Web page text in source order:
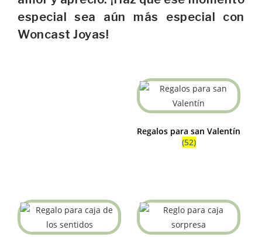
especial sea aún más especial con
Woncast Joyas!
Regalos para san Valentín
(52)